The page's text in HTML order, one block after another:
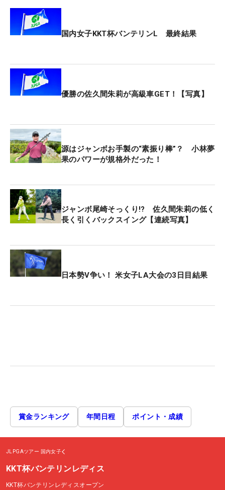
国内女子KKT杯バンテリンL 最終結果
優勝の佐久間朱莉が高級車GET！【写真】
源はジャンボお手製の“素振り棒”？ 小林夢
果のパワーが規格外だった！
ジャンボ尾崎そっくり!? 佐久間朱莉の低く
長く引くバックスイング【連続写真】
日本勢V争い！ 米女子LA大会の3日目結果
賞金ランキング 年間日程 ポイント・成績
JLPGAツアー 国内女子
KKT杯バンテリンレディス
KKT杯バンテリンレディスオープン